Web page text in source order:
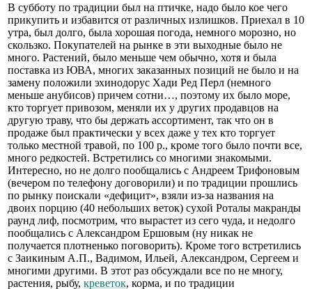
В субботу по традиции был на птичке, надо было кое чего
прикупить и избавится от различных излишков. Приехал в 10
утра, был долго, была хорошая погода, немного морозно, но
скользко. Покупателей на рынке в эти выходные было не
много. Растений, было меньше чем обычно, хотя и была
поставка из ЮВА, многих заказанных позиций не было и на
замену положили эхинодорус Хади Ред Перл (немного
меньше анубисов) причем сотни…, поэтому их было море,
кто торгует привозом, меняли их у других продавцов на
другую траву, что бы держать ассортимент, так что он в
продаже был практически у всех даже у тех кто торгует
только местной травой, по 100 р., кроме того было почти все,
много редкостей. Встретились со многими знакомыми.
Интересно, но не долго пообщались с Андреем Трифоновым
(вечером по телефону договорили) и по традиции прошлись
по рынку поискали «дефицит», взяли из-за названия на
двоих порцию (40 небольших веток) сухой Роталы макранды
раунд лиф, посмотрим, что вырастет из сего чуда, и недолго
пообщались с Александром Ершовым (ну никак не
получается плотненько поговорить). Кроме того встретились
с Заикиным А.П., Вадимом, Ильей, Александром, Сергеем и
многими другими. В этот раз обсуждали все по не многу,
растения, рыбу, креветок, корма, и по традиции